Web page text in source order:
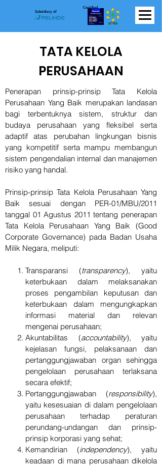
Subsidiary of
Certified
TATA KELOLA
PERUSAHAAN
Penerapan prinsip-prinsip Tata Kelola
Perusahaan Yang Baik merupakan landasan
bagi terbentuknya sistem, struktur dan
budaya perusahaan yang fleksibel serta
adaptif atas perubahan lingkungan bisnis
yang kompetitif serta mampu membangun
sistem pengendalian internal dan manajemen
risiko yang handal.
Prinsip-prinsip Tata Kelola Perusahaan Yang
Baik sesuai dengan PER-01/MBU/2011
tanggal 01 Agustus 2011 tentang penerapan
Tata Kelola Perusahaan Yang Baik (Good
Corporate Governance) pada Badan Usaha
Milik Negara, meliputi:
Transparansi (transparency), yaitu
keterbukaan dalam melaksanakan
proses pengambilan keputusan dan
keterbukaan dalam mengungkapkan
informasi material dan relevan
mengenai perusahaan;
Akuntabilitas (accountability), yaitu
kejelasan fungsi, pelaksanaan dan
pertanggungjawaban organ sehingga
pengelolaan perusahaan terlaksana
secara efektif;
Pertanggungjawaban (responsibility),
yaitu kesesuaian di dalam pengelolaan
perusahaan terhadap peraturan
perundang-undangan dan prinsip-
prinsip korporasi yang sehat;
Kemandirian (independency), yaitu
keadaan di mana perusahaan dikelola